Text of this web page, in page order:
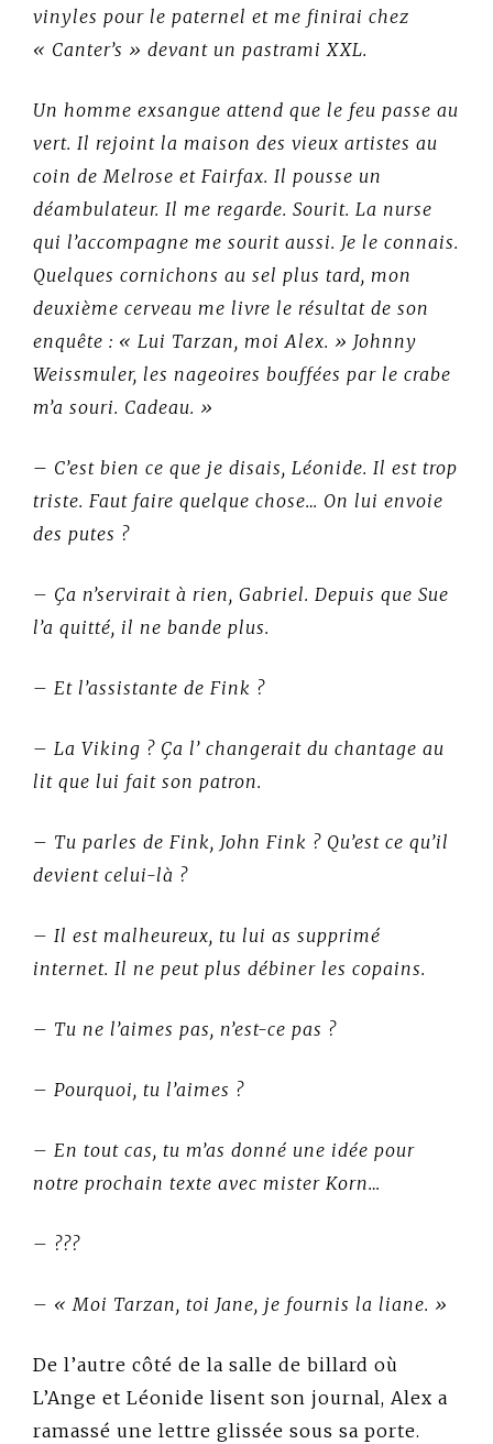
vinyles pour le paternel et me finirai chez
« Canter’s » devant un pastrami XXL.
Un homme exsangue attend que le feu passe au
vert. Il rejoint la maison des vieux artistes au
coin de Melrose et Fairfax. Il pousse un
déambulateur. Il me regarde. Sourit. La nurse
qui l’accompagne me sourit aussi. Je le connais.
Quelques cornichons au sel plus tard, mon
deuxième cerveau me livre le résultat de son
enquête : « Lui Tarzan, moi Alex. » Johnny
Weissmuler, les nageoires bouffées par le crabe
m’a souri. Cadeau. »
– C’est bien ce que je disais, Léonide. Il est trop
triste. Faut faire quelque chose… On lui envoie
des putes ?
– Ça n’servirait à rien, Gabriel. Depuis que Sue
l’a quitté, il ne bande plus.
– Et l’assistante de Fink ?
– La Viking ? Ça l’ changerait du chantage au
lit que lui fait son patron.
– Tu parles de Fink, John Fink ? Qu’est ce qu’il
devient celui-là ?
– Il est malheureux, tu lui as supprimé
internet. Il ne peut plus débiner les copains.
– Tu ne l’aimes pas, n’est-ce pas ?
– Pourquoi, tu l’aimes ?
– En tout cas, tu m’as donné une idée pour
notre prochain texte avec mister Korn…
– ???
– « Moi Tarzan, toi Jane, je fournis la liane. »
De l’autre côté de la salle de billard où
L’Ange et Léonide lisent son journal, Alex a
ramassé une lettre glissée sous sa porte.